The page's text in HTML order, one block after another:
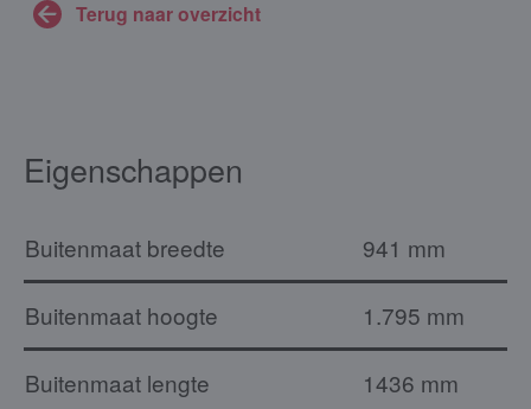
Terug naar overzicht
Eigenschappen
Buitenmaat breedte 941 mm
Buitenmaat hoogte 1.795 mm
Buitenmaat lengte 1436 mm